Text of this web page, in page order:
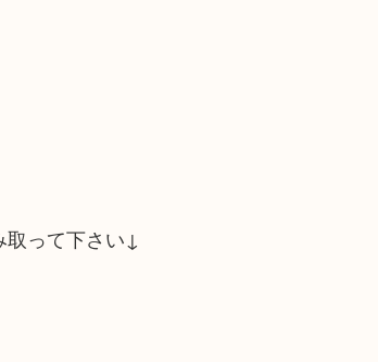
って下さい↓